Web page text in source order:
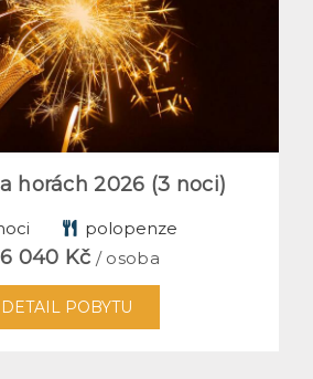
horách 2026 (3 noci)
polopenze
6 040 Kč / osoba
DETAIL POBYTU